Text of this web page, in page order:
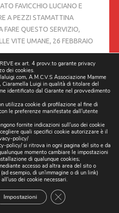
FAVICCHIO LUCIANO E
A PEZZI STAMATTINA
QUESTO SERVIZIO,
VITE UMANE, 26 FEBBRAIO
SU FACEBOOK E ALTRI
DAVIDE TIROZZI,24
ELENA RONZULLO A.M.C.V.S.
E VITTIME DELLA
2026
ISIS RITA LEVI MONTALCINI
DELLA STRADA,
ex art. 4 provv.to garante privacy
dei cookies.
A.M.C.V.S Associazione Mamme
Luigi in qualità di titolare del
identificato dal Garante nel provvedimento
utilizza cookie di profilazione al fine di
le preferenze manifestate dall'utente
fornite indicazioni sull'uso dei cookie
quali specifici cookie autorizzare è il
policy/
policy/si ritrova in ogni pagina del sito e da
momento cambiare le impostazioni
di qualunque cookies;
accesso ad altra area del sito o
esempio, di un'immagine o di un link)
dei cookie necessari.
Impostazioni CLOSE GDPR